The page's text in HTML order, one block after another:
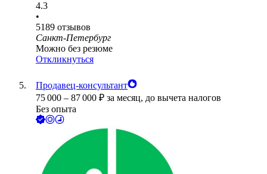
4.3
•
5189 отзывов
Санкт-Петербург
Можно без резюме
Откликнуться
Продавец-консультант
75 000 – 87 000 ₽ за месяц, до вычета налогов
Без опыта